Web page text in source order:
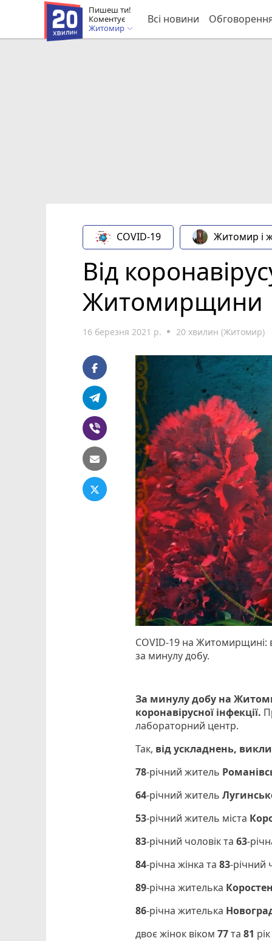
Пишеш ти!
Коментує
Житомир
Всі новини
COVID-19 Житомир і
Від
Житомирщини
16 березня 2021 р. 20 хвилин (Житомир)
COVID-19 на Житомирщині:
за минулу добу.
За минулу добу на
коронавірусної інфекції.
лабораторний центр.
Так, від ускладнень,
78-річний житель
64-річний житель
53-річний житель міста
83-річний чоловік та63-
84-річна жінка та83-річний
89-річна жителька
86-річна жителька
двоє жінок віком 77та81